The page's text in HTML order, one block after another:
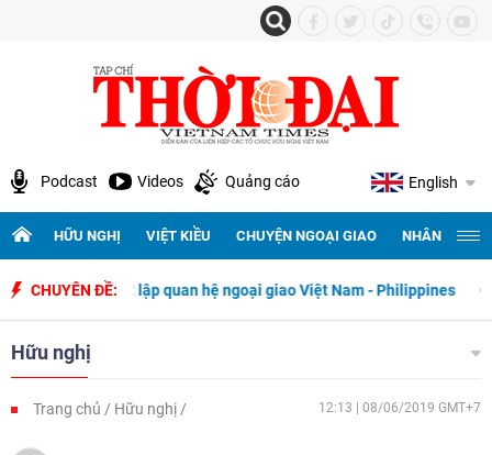
Podcast Videos Quảng cáo English
HỮU NGHỊ VIỆT KIỀU CHUYỆN NGOẠI GIAO NHÂN
CHUYÊN ĐỀ:
thiết lập quan hệ ngoại giao Việt Nam - Philippines 500
Hữu nghị
Trang chủ Hữu nghị 12:13 | 08/06/2019 GMT+7